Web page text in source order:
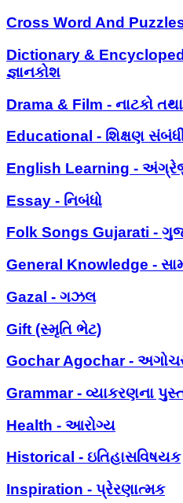
Cross Word And
Dictionary &
જ્ઞાનકોશ
Drama & Film - નાટકો
Educational - શિક્ષણ
English Learning -
Essay - નિબંધો
Folk Songs Gujarati -
General Knowledge -
Gazal - ગઝલ
Gift (સ્મૃતિ ભેટ)
Gochar Agochar -
Grammar - વ્યાકરણના
Health - આરોગ્ય
Historical - ઇતિહાસવિષયક
Inspiration - પ્રેરણાત્મક